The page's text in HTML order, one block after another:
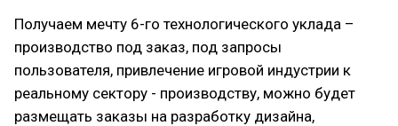
Получаем мечту 6-го технологического уклада –
производство под заказ, под запросы
пользователя, привлечение игровой индустрии к
реальному сектору - производству, можно будет
размещать заказы на разработку дизайна,